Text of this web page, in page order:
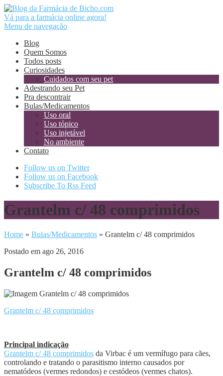
Vá para a farmácia online agora!
Menu de navegação
Blog
Quem Somos
Todos posts
Curiosidades
Cuidados com seu pet
Adestrando seu Pet
Pra descontrair
Bulas/Medicamentos
Uso oral
Uso tópico
Uso injetável
No ambiente
Contato
Follow us on Twitter
Follow us on Facebook
Subscribe To Rss Feed
Grantelm c/ 48 comprimidos
Home » Bulas/Medicamentos » Grantelm c/ 48 comprimidos
Postado em ago 26, 2016
Grantelm c/ 48 comprimidos
Grantelm c/ 48 comprimidos
Principal indicação
Grantelm c/ 48 comprimidos da Virbac é um vermífugo para cães,
controlando e tratando o parasitismo interno causados por
nematódeos (vermes redondos) e cestódeos (vermes chatos).